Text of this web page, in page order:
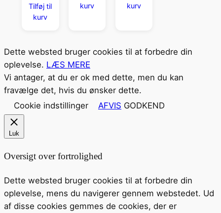
Tilføj til
kurv
kurv
kurv
Dette websted bruger cookies til at forbedre din
oplevelse. LÆS MERE
Vi antager, at du er ok med dette, men du kan
fravælge det, hvis du ønsker dette.
Cookie indstillinger
AFVIS GODKEND
Luk
Oversigt over fortrolighed
Dette websted bruger cookies til at forbedre din
oplevelse, mens du navigerer gennem webstedet. Ud
af disse cookies gemmes de cookies, der er